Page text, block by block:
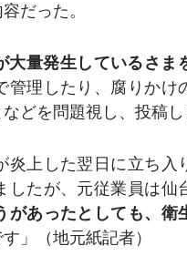
だった。
大量発生しているさま
管理したり、腐りかけ
どを問題視し、投稿し
上した翌日に立ち入
たが、元従業員は仙
があったとしても、衛
」（地元紙記者）